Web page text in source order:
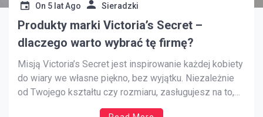
On 5 lat Ago Sieradzki
Produkty marki Victoria’s Secret –
dlaczego warto wybrać tę firmę?
Misją Victoria’s Secret jest inspirowanie każdej kobiety
do wiary we własne piękno, bez wyjątku. Niezależnie
od Twojego kształtu czy rozmiaru, zasługujesz na to,
aby czuć się pewną siebie zarówno na zewnątrz, jak i